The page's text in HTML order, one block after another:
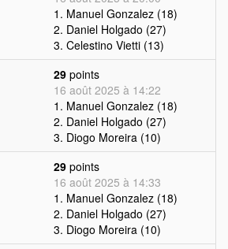
1. Manuel Gonzalez (18)
2. Daniel Holgado (27)
3. Celestino Vietti (13)
29 points
16 août 2025 à 14:22
1. Manuel Gonzalez (18)
2. Daniel Holgado (27)
3. Diogo Moreira (10)
29 points
16 août 2025 à 14:33
1. Manuel Gonzalez (18)
2. Daniel Holgado (27)
3. Diogo Moreira (10)